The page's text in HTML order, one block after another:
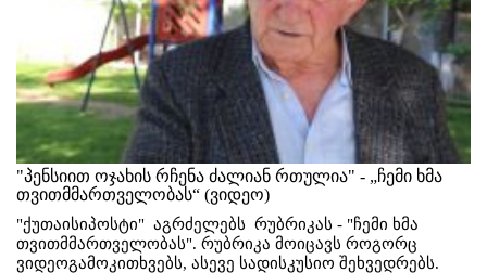
"პენსიით ოჯახის რჩენა ძალიან რთულია" - „ჩემი ხმა
თვითმმართველობას“ (ვიდეო)
"ქუთაისიპოსტი" აგრძელებს რუბრიკას - "ჩემი ხმა
თვითმმართველობას". რუბრიკა მოიცავს როგორც
ვიდეოგამოკითხვებს, ასევე სადისკუსიო შეხვედრებს.